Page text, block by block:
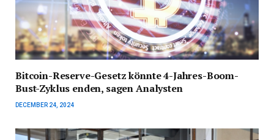
Bitcoin-Reserve-Gesetz könnte 4-Jahres-Boom-
Bust-Zyklus enden, sagen Analysten
DECEMBER 24, 2024